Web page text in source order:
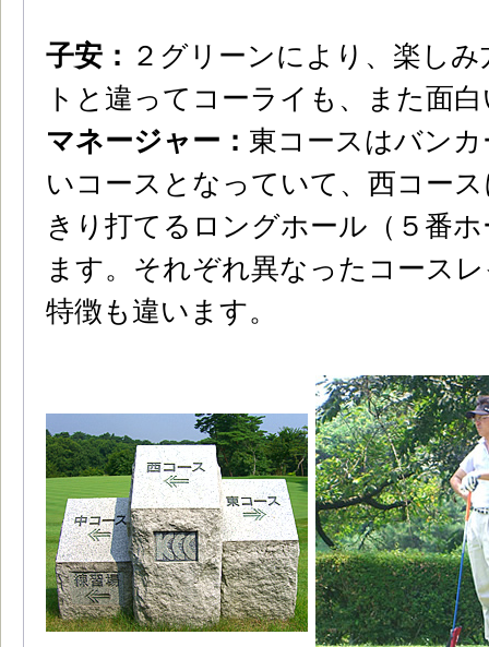
子安： ２グリーンにより、楽し
トと違ってコーライも、また面
マネージャー： 東コースはバン
いコースとなっていて、西コー
きり打てるロングホール（５番
ます。それぞれ異なったコース
特徴も違います。